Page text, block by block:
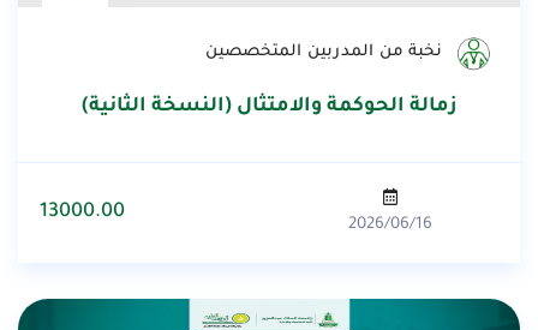
نخبة من المدربين المتخصصين
زمالة الحوكمة والامتثال (النسخة الثانية)
2026/06/16
13000.00